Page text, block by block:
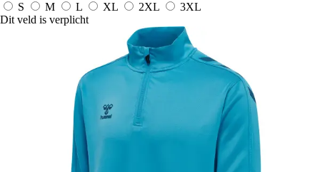
S
M L XL 2XL
3XL
Dit veld is verplicht